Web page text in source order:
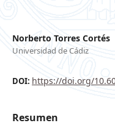
Norberto Torres Cortés
Universidad de Cádiz
DOI: https://doi.org/
Resumen